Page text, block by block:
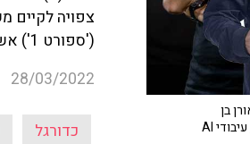
צפויה לקיים
('ספורט 1') אשר הציג את פרשנותו המקצועית.
28/03/2022
כדורגל
בן